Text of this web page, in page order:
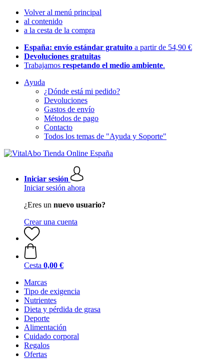
Volver al menú principal
al contenido
a la cesta de la compra
España: envío estándar gratuito a partir de 54,90 €
Devoluciones gratuitas
Trabajamos respetando el medio ambiente.
Ayuda
¿Dónde está mi pedido?
Devoluciones
Gastos de envío
Métodos de pago
Contacto
Todos los temas de "Ayuda y Soporte"
Iniciar sesión
Iniciar sesión ahora
¿Eres un nuevo usuario?
Crear una cuenta
Cesta 0,00 €
Marcas
Tipo de exigencia
Nutrientes
Dieta y pérdida de grasa
Deporte
Alimentación
Cuidado corporal
Regalos
Ofertas